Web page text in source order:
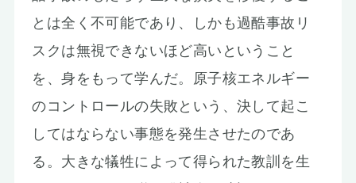
とは全く不可能であり、しかも過酷事故リ
スクは無視できないほど高いということ
を、身をもって学んだ。原子核エネルギー
のコントロールの失敗という、決して起こ
してはならない事態を発生させたのであ
る。大きな犠牲によって得られた教訓を生